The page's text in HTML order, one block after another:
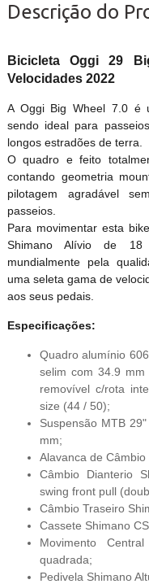
Descrição do
Bicicleta Oggi 29
Velocidades 2022
A Oggi Big Wheel 7.0 é
sendo ideal para
longos estradões de terra.
O quadro e feito
contando geometria
pilotagem agradável
passeios.
Para movimentar esta
Shimano Alívio de
mundialmente pela
uma seleta gama de
aos seus pedais.
Especificações:
Quadro alumínio
selim com 34.9
removível c/rota
size (44 / 50);
Suspensão MTB
mm;
Alavanca de
Câmbio Dianterio
swing front pull
Câmbio Traseiro
Cassete Shimano
Movimento
quadrada;
Pedivela Shimano